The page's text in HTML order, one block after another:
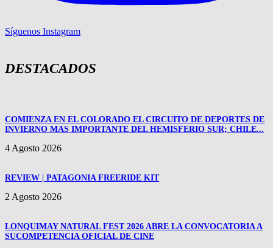
Síguenos Instagram
DESTACADOS
COMIENZA EN EL COLORADO EL CIRCUITO DE DEPORTES DE
INVIERNO MAS IMPORTANTE DEL HEMISFERIO SUR; CHILE...
4 Agosto 2026
REVIEW | PATAGONIA FREERIDE KIT
2 Agosto 2026
LONQUIMAY NATURAL FEST 2026 ABRE LA CONVOCATORIA A
SUCOMPETENCIA OFICIAL DE CINE